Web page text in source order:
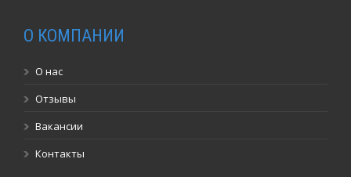
О КОМПАНИИ
О нас
Отзывы
Вакансии
Контакты